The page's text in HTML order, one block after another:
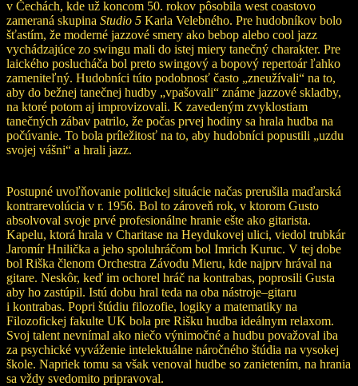
v Čechách, kde už koncom 50. rokov pôsobila west coastovo
zameraná skupina Studio 5 Karla Velebného. Pre hudobníkov bolo
šťastím, že moderné jazzové smery ako bebop alebo cool jazz
vychádzajúce zo swingu mali do istej miery tanečný charakter. Pre
laického poslucháča bol preto swingový a bopový repertoár ľahko
zameniteľný. Hudobníci túto podobnosť často „zneužívali“ na to,
aby do bežnej tanečnej hudby „vpašovali“ známe jazzové skladby,
na ktoré potom aj improvizovali. K zavedeným zvyklostiam
tanečných zábav patrilo, že počas prvej hodiny sa hrala hudba na
počúvanie. To bola príležitosť na to, aby hudobníci popustili „uzdu
svojej vášni“ a hrali jazz.
Postupné uvoľňovanie politickej situácie načas prerušila maďarská
kontrarevolúcia v r. 1956. Bol to zároveň rok, v ktorom Gusto
absolvoval svoje prvé profesionálne hranie ešte ako gitarista.
Kapelu, ktorá hrala v Charitase na Heydukovej ulici, viedol trubkár
Jaromír Hnilička a jeho spoluhráčom bol Imrich Kuruc. V tej dobe
bol Riška členom Orchestra Závodu Mieru, kde najprv hrával na
gitare. Neskôr, keď im ochorel hráč na kontrabas, poprosili Gusta
aby ho zastúpil. Istú dobu hral teda na oba nástroje–gitaru
i kontrabas. Popri štúdiu filozofie, logiky a matematiky na
Filozofickej fakulte UK bola pre Rišku hudba ideálnym relaxom.
Svoj talent nevnímal ako niečo výnimočné a hudbu považoval iba
za psychické vyváženie intelektuálne náročného štúdia na vysokej
škole. Napriek tomu sa však venoval hudbe so zanietením, na hrania
sa vždy svedomito pripravoval.